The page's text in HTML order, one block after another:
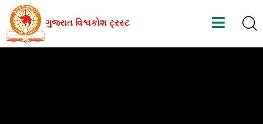
Skip
the
ગુજરાત વિશ્વકોશ ટ્રસ્ટ